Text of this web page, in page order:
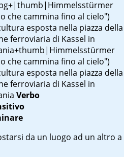
che cammina fino al cielo")
esposta nella piazza della
ferroviaria di Kassel in
che cammina fino al cielo")
esposta nella piazza della
ferroviaria di Kassel in
Verbo
da un luogo ad un altro a